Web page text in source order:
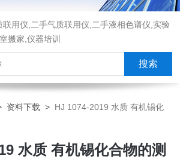
联用仪,二手气质联用仪,二手液相色谱仪,实验
搬家,仪器培训
资料下载 > HJ 1074-2019 水质 有机锡化
水质 有机锡化合物的测